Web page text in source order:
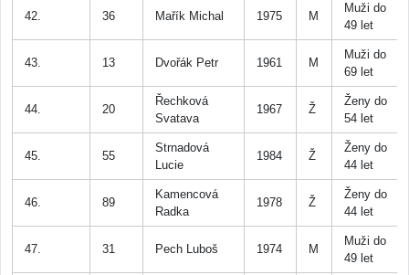
42. 36 Mařík Michal 1975 M
Muži do
49 let
43. 13 Dvořák Petr 1961 M
Muži do
69 let
44. 20
Řechková
Svatava
1967 Ž
Ženy do
54 let
45. 55
Strnadová
Lucie
1984 Ž
Ženy do
44 let
46. 89
Kamencová
Radka
1978 Ž
Ženy do
44 let
47. 31 Pech Luboš 1974 M
Muži do
49 let